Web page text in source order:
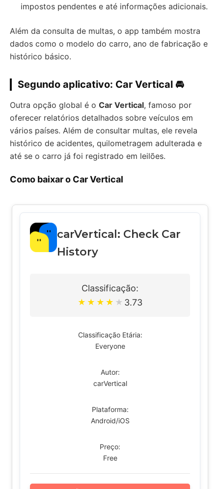
impostos pendentes e até informações adicionais.
Além da consulta de multas, o app também mostra
dados como o modelo do carro, ano de fabricação e
histórico básico.
Segundo aplicativo: Car Vertical 🚘
Outra opção global é o Car Vertical, famoso por
oferecer relatórios detalhados sobre veículos em
vários países. Além de consultar multas, ele revela
histórico de acidentes, quilometragem adulterada e
até se o carro já foi registrado em leilões.
Como baixar o Car Vertical
carVertical: Check Car
History
Classificação:
★ ★ ★ ★ ★ 3.73
Classificação Etária:
Everyone
Autor:
carVertical
Plataforma:
Android/iOS
Preço:
Free